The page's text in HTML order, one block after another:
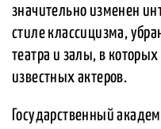
значительно изменен
стиле классицизма,
театра и залы, в
известных актеров.
Государственный